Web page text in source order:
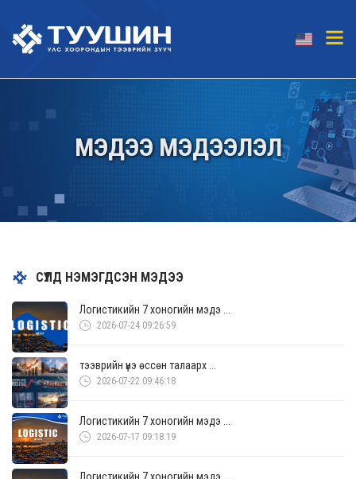
МЭДЭЭ МЭДЭЭЛЭЛ
СҮҮЛД НЭМЭГДСЭН МЭДЭЭ
Логистикийн 7 хоногийн мэдэ ...
2026-07-24 09:26:59
тээврийн үнэ өссөн талаарх ...
2026-07-22 09:46:18
Логистикийн 7 хоногийн мэдэ ...
2026-07-17 09:18:19